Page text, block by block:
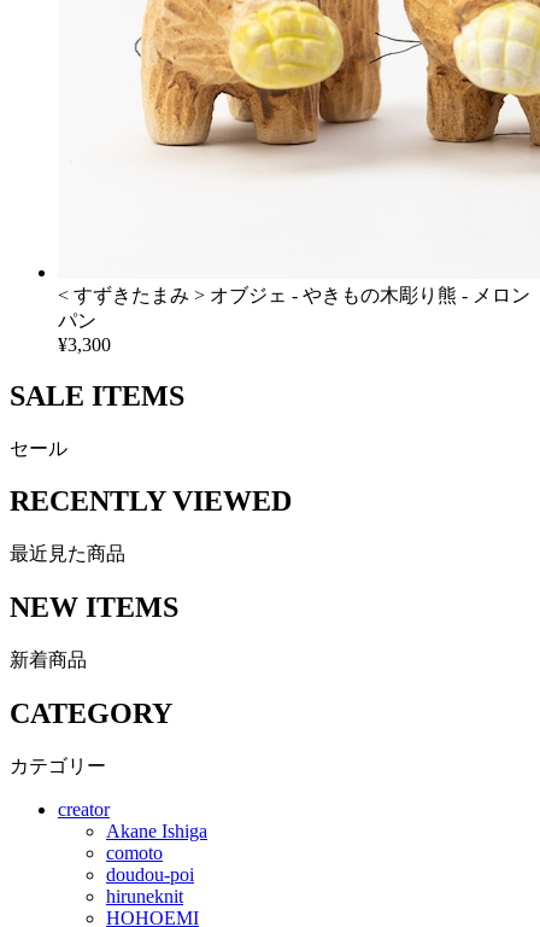
< すずきたまみ > オブジェ - やきもの木彫り熊 - メロン
パン
¥3,300
SALE ITEMS
セール
RECENTLY VIEWED
最近見た商品
NEW ITEMS
新着商品
CATEGORY
カテゴリー
creator
Akane Ishiga
comoto
doudou-poi
hiruneknit
HOHOEMI